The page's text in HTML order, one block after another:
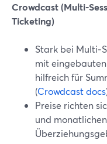
Crowdcast
Ticketing)
Stark bei
mit
hilfreich für
(Crowdcast docs
Preise richten
und